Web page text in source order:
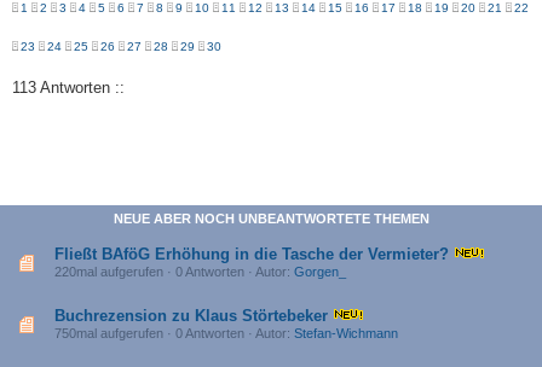
1 2 3 4 5 6 7 8 9 10 11 12 13 14 15 16 17 18 19 20 21 22
23 24 25 26 27 28 29 30
113 Antworten ::
NEUE ABER NOCH UNBEANTWORTETE THEMEN
Fließt BAföG Erhöhung in die Tasche der Vermieter?
220mal aufgerufen · 0 Antworten · Autor: Gorgen_
Buchrezension zu Klaus Störtebeker
750mal aufgerufen · 0 Antworten · Autor: Stefan-Wichmann